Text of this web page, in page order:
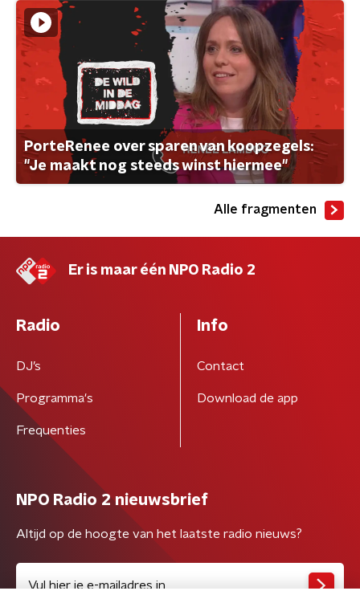
PorteRenee over sparen van koopzegels:
"Je maakt nog steeds winst hiermee"
Alle fragmenten
Er is maar één NPO Radio 2
Radio
DJ’s
Programma's
Frequenties
Info
Contact
Download de app
NPO Radio 2 nieuwsbrief
Altijd op de hoogte van het laatste radio nieuws?